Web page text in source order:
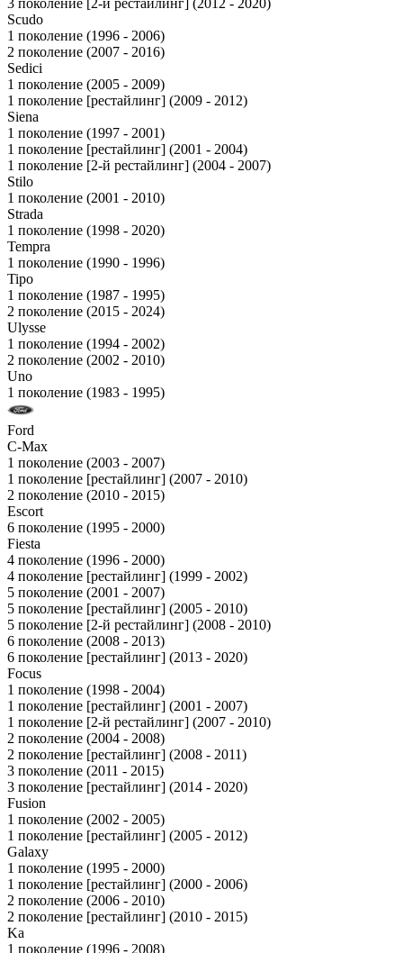
3 поколение [2-й рестайлинг] (2012 - 2020)
Scudo
1 поколение (1996 - 2006)
2 поколение (2007 - 2016)
Sedici
1 поколение (2005 - 2009)
1 поколение [рестайлинг] (2009 - 2012)
Siena
1 поколение (1997 - 2001)
1 поколение [рестайлинг] (2001 - 2004)
1 поколение [2-й рестайлинг] (2004 - 2007)
Stilo
1 поколение (2001 - 2010)
Strada
1 поколение (1998 - 2020)
Tempra
1 поколение (1990 - 1996)
Tipo
1 поколение (1987 - 1995)
2 поколение (2015 - 2024)
Ulysse
1 поколение (1994 - 2002)
2 поколение (2002 - 2010)
Uno
1 поколение (1983 - 1995)
Ford
C-Max
1 поколение (2003 - 2007)
1 поколение [рестайлинг] (2007 - 2010)
2 поколение (2010 - 2015)
Escort
6 поколение (1995 - 2000)
Fiesta
4 поколение (1996 - 2000)
4 поколение [рестайлинг] (1999 - 2002)
5 поколение (2001 - 2007)
5 поколение [рестайлинг] (2005 - 2010)
5 поколение [2-й рестайлинг] (2008 - 2010)
6 поколение (2008 - 2013)
6 поколение [рестайлинг] (2013 - 2020)
Focus
1 поколение (1998 - 2004)
1 поколение [рестайлинг] (2001 - 2007)
1 поколение [2-й рестайлинг] (2007 - 2010)
2 поколение (2004 - 2008)
2 поколение [рестайлинг] (2008 - 2011)
3 поколение (2011 - 2015)
3 поколение [рестайлинг] (2014 - 2020)
Fusion
1 поколение (2002 - 2005)
1 поколение [рестайлинг] (2005 - 2012)
Galaxy
1 поколение (1995 - 2000)
1 поколение [рестайлинг] (2000 - 2006)
2 поколение (2006 - 2010)
2 поколение [рестайлинг] (2010 - 2015)
Ka
1 поколение (1996 - 2008)